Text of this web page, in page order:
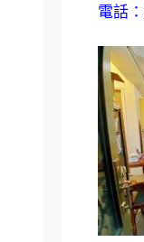
電話：